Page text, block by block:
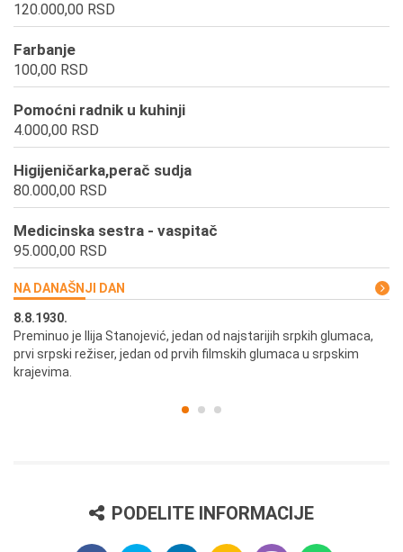
120.000,00 RSD
Farbanje
100,00 RSD
Pomoćni radnik u kuhinji
4.000,00 RSD
Higijeničarka,perač sudja
80.000,00 RSD
Medicinska sestra - vaspitač
95.000,00 RSD
NA DANAŠNJI DAN
8.8.1930.
Preminuo je Ilija Stanojević, jedan od najstarijih srpkih glumaca,
prvi srpski režiser, jedan od prvih filmskih glumaca u srpskim
krajevima.
PODELITE INFORMACIJE